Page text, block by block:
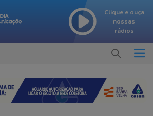
Clique e ouça
nossas
rádios